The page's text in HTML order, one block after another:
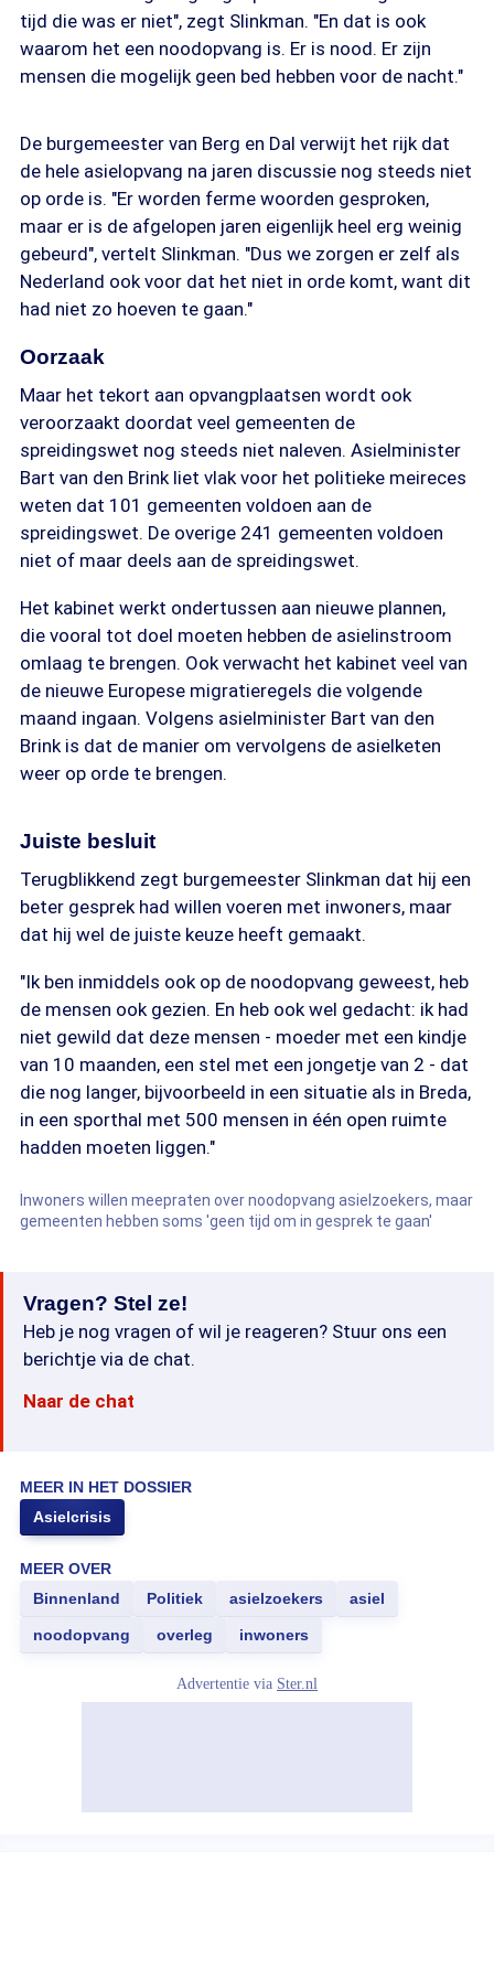
tijd die was er niet", zegt Slinkman. "En dat is ook
waarom het een noodopvang is. Er is nood. Er zijn
mensen die mogelijk geen bed hebben voor de nacht."
De burgemeester van Berg en Dal verwijt het rijk dat
de hele asielopvang na jaren discussie nog steeds niet
op orde is. "Er worden ferme woorden gesproken,
maar er is de afgelopen jaren eigenlijk heel erg weinig
gebeurd", vertelt Slinkman. "Dus we zorgen er zelf als
Nederland ook voor dat het niet in orde komt, want dit
had niet zo hoeven te gaan."
Oorzaak
Maar het tekort aan opvangplaatsen wordt ook
veroorzaakt doordat veel gemeenten de
spreidingswet nog steeds niet naleven. Asielminister
Bart van den Brink liet vlak voor het politieke meireces
weten dat 101 gemeenten voldoen aan de
spreidingswet. De overige 241 gemeenten voldoen
niet of maar deels aan de spreidingswet.
Het kabinet werkt ondertussen aan nieuwe plannen,
die vooral tot doel moeten hebben de asielinstroom
omlaag te brengen. Ook verwacht het kabinet veel van
de nieuwe Europese migratieregels die volgende
maand ingaan. Volgens asielminister Bart van den
Brink is dat de manier om vervolgens de asielketen
weer op orde te brengen.
Juiste besluit
Terugblikkend zegt burgemeester Slinkman dat hij een
beter gesprek had willen voeren met inwoners, maar
dat hij wel de juiste keuze heeft gemaakt.
"Ik ben inmiddels ook op de noodopvang geweest, heb
de mensen ook gezien. En heb ook wel gedacht: ik had
niet gewild dat deze mensen - moeder met een kindje
van 10 maanden, een stel met een jongetje van 2 - dat
die nog langer, bijvoorbeeld in een situatie als in Breda,
in een sporthal met 500 mensen in één open ruimte
hadden moeten liggen."
Inwoners willen meepraten over noodopvang asielzoekers, maar
gemeenten hebben soms 'geen tijd om in gesprek te gaan'
Vragen? Stel ze!
Heb je nog vragen of wil je reageren? Stuur ons een
berichtje via de chat.
Naar de chat
MEER IN HET DOSSIER
Asielcrisis
MEER OVER
Binnenland
Politiek asielzoekers asiel
noodopvang overleg inwoners
Advertentie via Ster.nl